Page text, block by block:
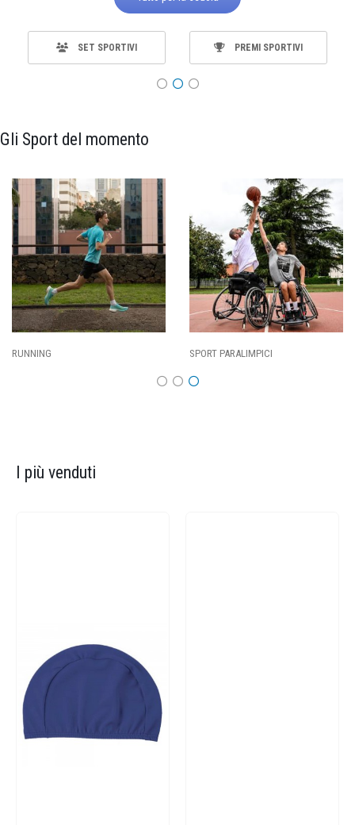
SET SPORTIVI PREMI SPORTIVI
Gli Sport del momento
RUNNING SPORT PARALIMPICI
I più venduti